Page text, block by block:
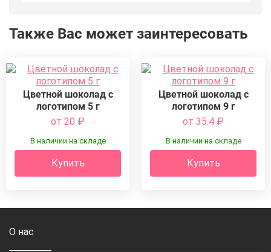
Также Вас может заинтересовать
Цветной шоколад с
логотипом 5 г
от 20 ₽
В наличии на складе
Купить
Цветной шоколад с
логотипом 9 г
от 35.4 ₽
В наличии на складе
Купить
О нас